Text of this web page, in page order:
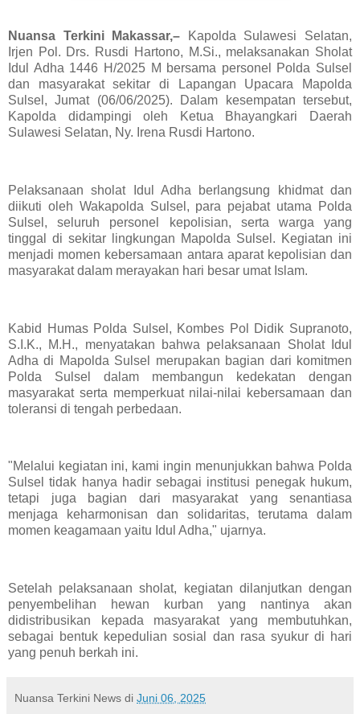
Nuansa Terkini Makassar,– Kapolda Sulawesi Selatan,
Irjen Pol. Drs. Rusdi Hartono, M.Si., melaksanakan Sholat
Idul Adha 1446 H/2025 M bersama personel Polda Sulsel
dan masyarakat sekitar di Lapangan Upacara Mapolda
Sulsel, Jumat (06/06/2025). Dalam kesempatan tersebut,
Kapolda didampingi oleh Ketua Bhayangkari Daerah
Sulawesi Selatan, Ny. Irena Rusdi Hartono.
Pelaksanaan sholat Idul Adha berlangsung khidmat dan
diikuti oleh Wakapolda Sulsel, para pejabat utama Polda
Sulsel, seluruh personel kepolisian, serta warga yang
tinggal di sekitar lingkungan Mapolda Sulsel. Kegiatan ini
menjadi momen kebersamaan antara aparat kepolisian dan
masyarakat dalam merayakan hari besar umat Islam.
Kabid Humas Polda Sulsel, Kombes Pol Didik Supranoto,
S.I.K., M.H., menyatakan bahwa pelaksanaan Sholat Idul
Adha di Mapolda Sulsel merupakan bagian dari komitmen
Polda Sulsel dalam membangun kedekatan dengan
masyarakat serta memperkuat nilai-nilai kebersamaan dan
toleransi di tengah perbedaan.
"Melalui kegiatan ini, kami ingin menunjukkan bahwa Polda
Sulsel tidak hanya hadir sebagai institusi penegak hukum,
tetapi juga bagian dari masyarakat yang senantiasa
menjaga keharmonisan dan solidaritas, terutama dalam
momen keagamaan yaitu Idul Adha," ujarnya.
Setelah pelaksanaan sholat, kegiatan dilanjutkan dengan
penyembelihan hewan kurban yang nantinya akan
didistribusikan kepada masyarakat yang membutuhkan,
sebagai bentuk kepedulian sosial dan rasa syukur di hari
yang penuh berkah ini.
Nuansa Terkini News di Juni 06, 2025